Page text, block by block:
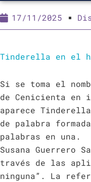
17/11/2025
Tinderella en el
Si se toma el
de Cenicienta en
aparece
de palabra
palabras en una.
Susana Guerrero
través de las
ninguna”. La